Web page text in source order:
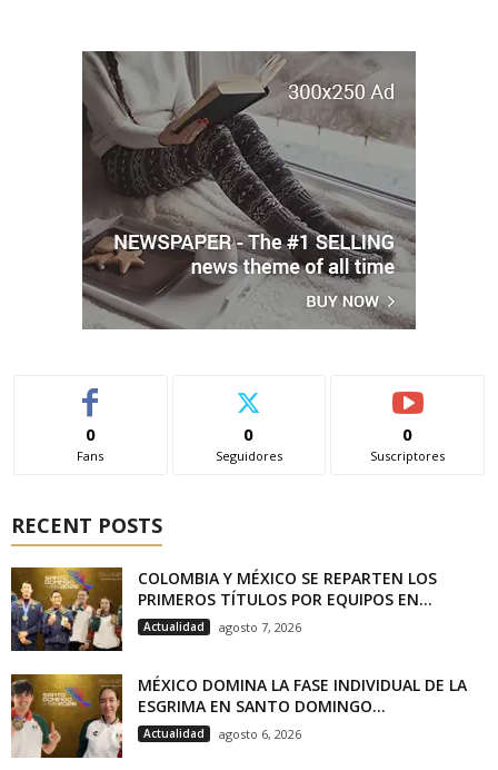
0
Fans
0
Seguidores
0
Suscriptores
RECENT POSTS
COLOMBIA Y MÉXICO SE REPARTEN LOS
PRIMEROS TÍTULOS POR EQUIPOS EN...
Actualidad agosto 7, 2026
MÉXICO DOMINA LA FASE INDIVIDUAL DE LA
ESGRIMA EN SANTO DOMINGO...
Actualidad agosto 6, 2026